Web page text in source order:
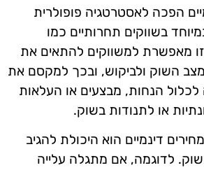
הפכה לאסטרטגיה פופולרית
בשווקים תחרותיים כמו
מאפשרת למשווקים להתאים את
השוק ולביקוש, ובכך למקסם את
לכלול הנחות, מבצעים או העלאות
או לתנודות בשוק.
דינמיים הוא היכולת להגיב
לדוגמה, אם מתגלה עלייה